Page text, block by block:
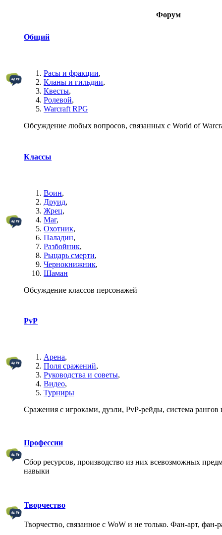
Форум
Общий
Расы и фракции,
Кланы и гильдии,
Квесты,
Ролевой,
Warcraft RPG
Обсуждение любых вопросов, связанных с World of
Классы
Воин,
Друид,
Жрец,
Маг,
Охотник,
Паладин,
Разбойник,
Рыцарь смерти,
Чернокнижник,
Шаман
Обсуждение классов персонажей
PvP
Арена,
Поля сражений,
Руководства и советы,
Видео,
Турниры
Сражения с игроками, дуэли, PvP-рейды, система рангов
Профессии
Сбор ресурсов, производство из них всевозможных
навыки
Творчество
Творчество, связанное с WoW и не только. Фан-арт, фан-